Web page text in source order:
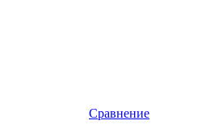
Сравнение